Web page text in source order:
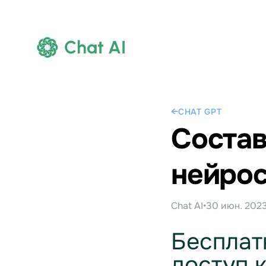
Chat AI
←CHAT GPT
Chat AI•30 июн.